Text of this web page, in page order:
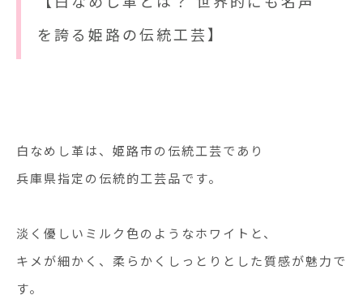
を誇る姫路の伝統工芸】
白なめし革は、姫路市の伝統工芸であり
兵庫県指定の伝統的工芸品です。
淡く優しいミルク色のようなホワイトと、
キメが細かく、柔らかくしっとりとした質感が魅力で
す。